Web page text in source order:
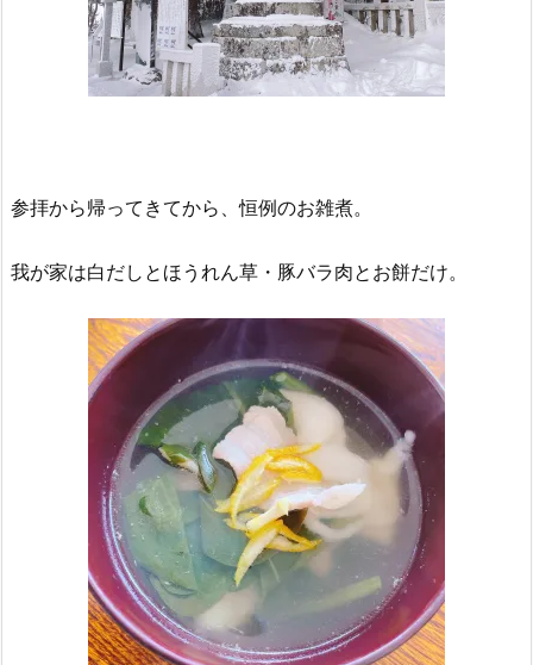
参拝から帰ってきてから、恒例のお雑煮。
我が家は白だしとほうれん草・豚バラ肉とお餅だけ。